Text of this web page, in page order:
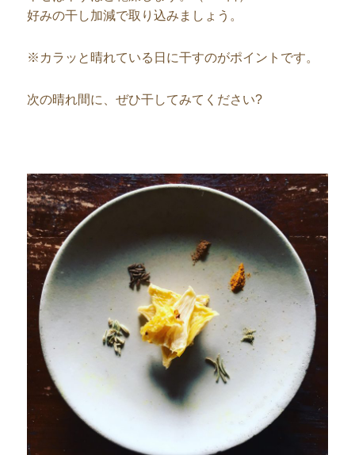
好みの干し加減で取り込みましょう。
※カラッと晴れている日に干すのがポイントです。
次の晴れ間に、ぜひ干してみてください?